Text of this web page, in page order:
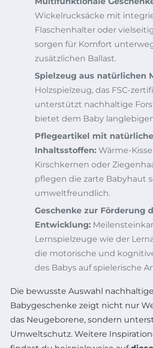
Wickelrucksäcke mit
Flaschenhalter oder
sorgen für Komfort
zusätzlichen Ballast.
Spielzeug aus natürlichen
Holzspielzeug, das FSC-
unterstützt nachhaltige
bietet dem Baby
Pflegeartikel mit
Inhaltsstoffen: Wärme-
Kirschkernen oder
pflegen die zarte Babyhaut
umweltfreundlich.
Geschenke zur Förderung
Entwicklung:
Lernspielzeuge wie der
die motorische und
des Babys auf spielerische
Die bewusste Auswahl
Babygeschenke zeigt nicht nur
das Neugeborene, sondern
Umweltschutz. Weitere